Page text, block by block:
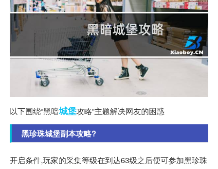
以下围绕“黑暗城堡攻略”主题解决网友的困惑
黑珍珠城堡副本攻略?
开启条件,玩家的采集等级在到达63级之后便可参加黑珍珠